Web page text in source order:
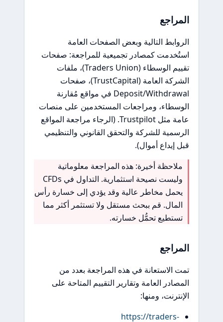
التالية وبعض الصفحات العامة
كمصادر تجميعية للمراجعة: صفحات
تقييم الوسطاء (Traders Union)، ملفات
الشركة العامة (TrustCapital)، صفحات
Deposit/Withdrawal في مواقع مُقارنة
ومراجعات المستخدمين على منصات
عامة مثل Trustpilot. (الرجاء مراجعة المواقع
للشركة والتحقق القانوني والتنظيمي
أموال).
أخيرة: هذه المراجعة معلوماتية
وليست نصيحة استثمارية. التداول في CFDs
مخاطر عالية وقد يؤدي إلى خسارة رأس
قم ببحث مستقل ولا تستثمر أكثر مما
تحمُّل خسارته.
في هذه المراجعة بعدد من
العامة وتقارير التقييم المتاحة على
ومنها:
https://